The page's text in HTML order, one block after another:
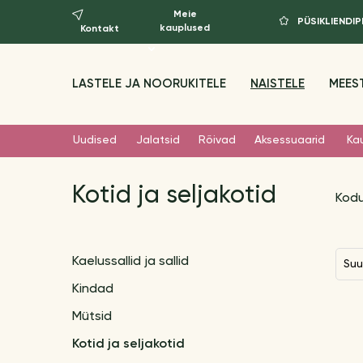
Kontakt
Meie
kauplused
LASTELE JA NOORUKITELE NAISTELE
Uudised Jalatsid Rõivad Aksessuaarid
Kotid ja seljakotid
Kaelussallid ja sallid
Kindad
Mütsid
Kotid ja seljakotid